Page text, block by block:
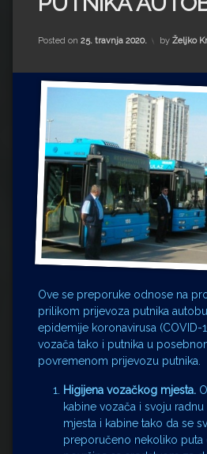
Impressum
Milenko Strižak
Drugi autori
Drugi autori
Matea Andrić
Ljiljana Lekanić-Kljaić
Željko Krznarić
Mario Lovreković
Miroslav Šantek
Posted on 25. travnja 2020. by Željko
Ove se preporuke odnose na
prilikom prijevoza putnika
epidemije koronavirusa (COVID-
vozača tako i putnika u
povremenom prijevozu putnika.
Higijena vozačkog mjesta.
kabine vozača i svoju
mjesta i kabine tako da se
preporučeno nekoliko puta